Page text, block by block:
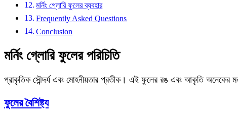
মর্নিং গ্লোরি ফুলের ব্যবহার
Frequently Asked Questions
Conclusion
মর্নিং গ্লোরি ফুলের পরিচিতি
প্রাকৃতিক সৌন্দর্য এবং মোহনীয়তার প্রতীক। এই ফুলের রঙ এবং আকৃতি অনেকের
ফুলের বৈশিষ্ট্য